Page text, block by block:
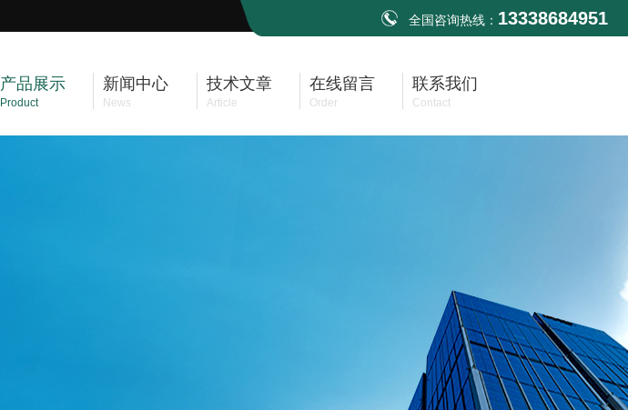
全国咨询热线： 13338684951
产品展示
Product
新闻中心
News
技术文章
Article
在线留言
Order
联系我们
Contact